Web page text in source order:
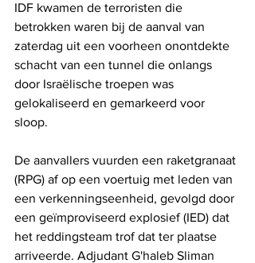
IDF kwamen de terroristen die
betrokken waren bij de aanval van
zaterdag uit een voorheen onontdekte
schacht van een tunnel die onlangs
door Israëlische troepen was
gelokaliseerd en gemarkeerd voor
sloop.
De aanvallers vuurden een raketgranaat
(RPG) af op een voertuig met leden van
een verkenningseenheid, gevolgd door
een geïmproviseerd explosief (IED) dat
het reddingsteam trof dat ter plaatse
arriveerde. Adjudant G'haleb Sliman